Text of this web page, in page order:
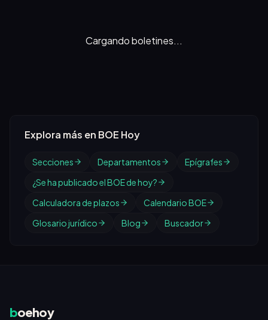
Cargando boletines...
Explora más en BOE Hoy
Secciones Departamentos
Epígrafes
¿Se ha publicado el BOE de hoy?
Calculadora de plazos
Calendario BOE
Glosario jurídico
Blog Buscador
boehoy